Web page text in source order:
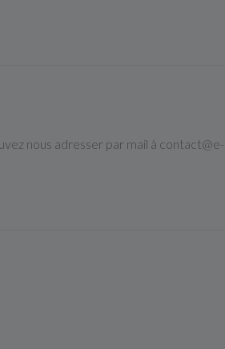
nous adresser par mail à contact@e-